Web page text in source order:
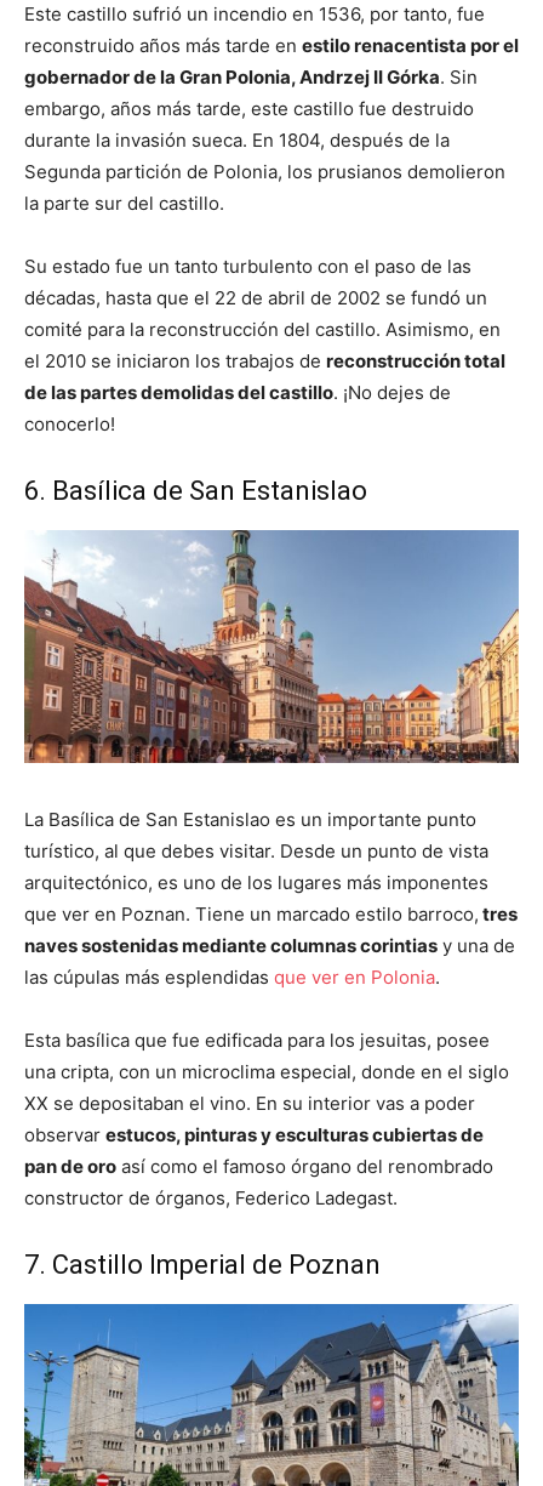
Este castillo sufrió un incendio en 1536, por tanto, fue
reconstruido años más tarde en estilo renacentista por el
gobernador de la Gran Polonia, Andrzej II Górka. Sin
embargo, años más tarde, este castillo fue destruido
durante la invasión sueca. En 1804, después de la
Segunda partición de Polonia, los prusianos demolieron
la parte sur del castillo.
Su estado fue un tanto turbulento con el paso de las
décadas, hasta que el 22 de abril de 2002 se fundó un
comité para la reconstrucción del castillo. Asimismo, en
el 2010 se iniciaron los trabajos de reconstrucción total
de las partes demolidas del castillo. ¡No dejes de
conocerlo!
6. Basílica de San Estanislao
La Basílica de San Estanislao es un importante punto
turístico, al que debes visitar. Desde un punto de vista
arquitectónico, es uno de los lugares más imponentes
que ver en Poznan. Tiene un marcado estilo barroco, tres
naves sostenidas mediante columnas corintias y una de
las cúpulas más esplendidas que ver en Polonia.
Esta basílica que fue edificada para los jesuitas, posee
una cripta, con un microclima especial, donde en el siglo
XX se depositaban el vino. En su interior vas a poder
observar estucos, pinturas y esculturas cubiertas de
pan de oro así como el famoso órgano del renombrado
constructor de órganos, Federico Ladegast.
7. Castillo Imperial de Poznan